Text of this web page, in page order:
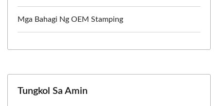
Mga Bahagi Ng OEM Stamping
Tungkol Sa Amin